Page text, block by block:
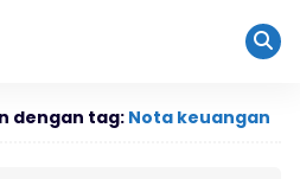
dengan tag: Nota keuangan